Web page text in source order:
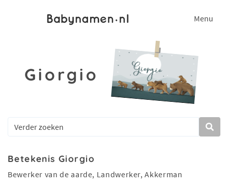
Menu
Giorgio
Betekenis Giorgio
Bewerker van de aarde, Landwerker, Akkerman